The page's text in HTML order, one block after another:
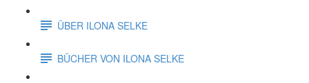
ÜBER ILONA SELKE
BÜCHER VON ILONA SELKE